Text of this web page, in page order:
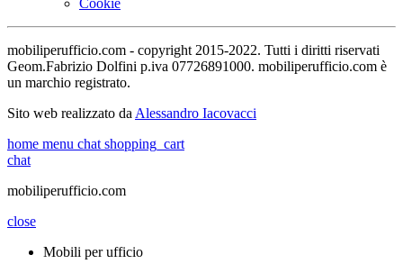
mobiliperufficio.com - copyright 2015-2022. Tutti i diritti riservati
Geom.Fabrizio Dolfini p.iva 07726891000. mobiliperufficio.com è
un marchio registrato.
Sito web realizzato da Alessandro Iacovacci
home menu chat shopping_cart
chat
mobiliperufficio.com
close
Mobili per ufficio